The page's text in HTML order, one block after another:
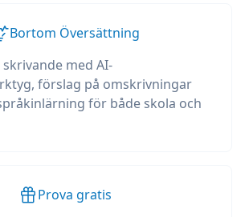
Bortom Översättning
med AI-
förslag på omskrivningar
för både skola och
Prova gratis